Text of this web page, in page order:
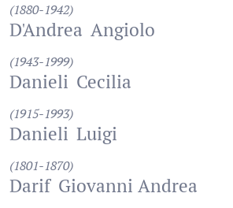
(1880-1942)
D'Andrea Angiolo
(1943-1999)
Danieli Cecilia
(1915-1993)
Danieli Luigi
(1801-1870)
Darif Giovanni Andrea